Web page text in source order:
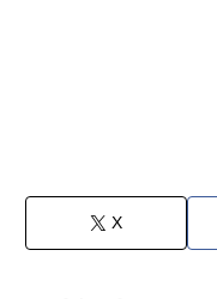
X